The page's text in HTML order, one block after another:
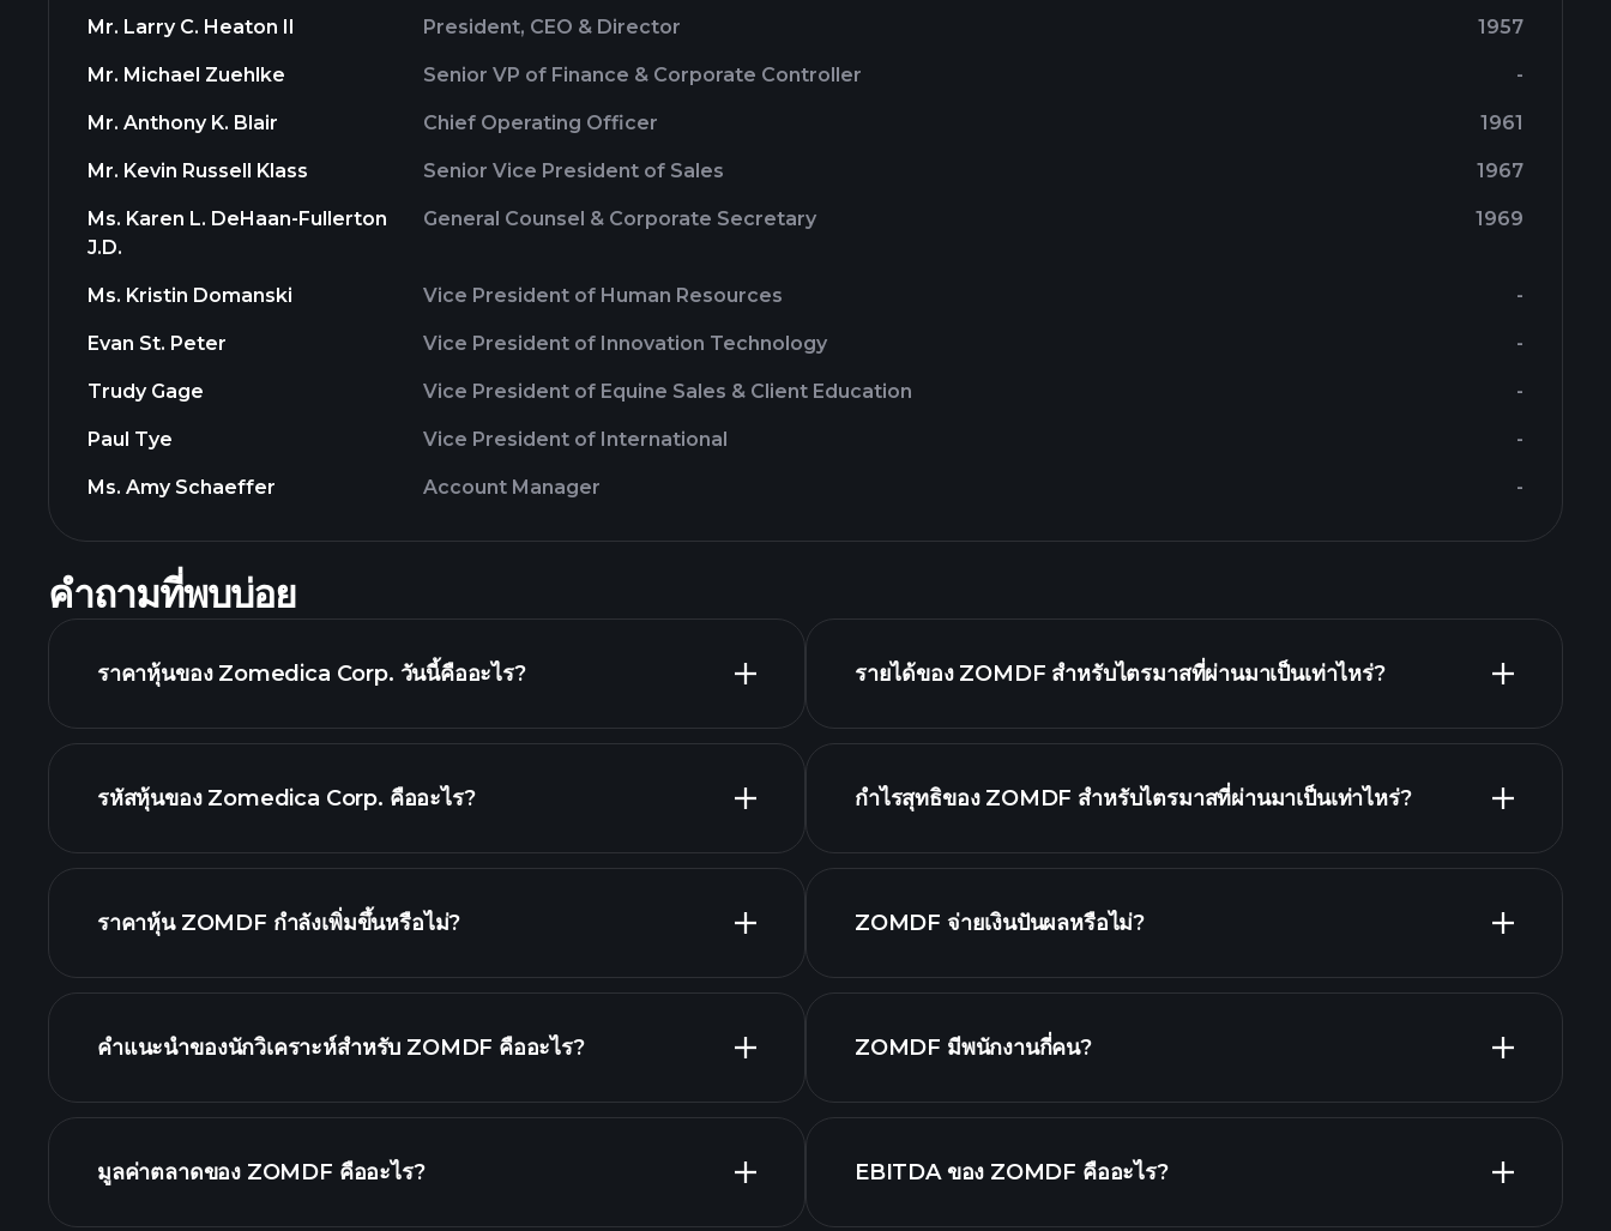
Mr. Larry C. Heaton II President, CEO & Director 1957
Mr. Michael Zuehlke Senior VP of Finance & Corporate Controller -
Mr. Anthony K. Blair Chief Operating Officer 1961
Mr. Kevin Russell Klass Senior Vice President of Sales 1967
Ms. Karen L. DeHaan-Fullerton
J.D.
General Counsel & Corporate Secretary 1969
Ms. Kristin Domanski Vice President of Human Resources -
Evan St. Peter Vice President of Innovation Technology -
Trudy Gage Vice President of Equine Sales & Client Education -
Paul Tye Vice President of International -
Ms. Amy Schaeffer Account Manager -
คำถามที่พบบ่อย
ราคาหุ้นของ Zomedica Corp. วันนี้คืออะไร?
รหัสหุ้นของ Zomedica Corp. คืออะไร?
ราคาหุ้น ZOMDF กำลังเพิ่มขึ้นหรือไม่?
คำแนะนำของนักวิเคราะห์สำหรับ ZOMDF คืออะไร?
มูลค่าตลาดของ ZOMDF คืออะไร?
รายได้ของ ZOMDF สำหรับไตรมาสที่ผ่านมาเป็นเท่าไหร่?
กำไรสุทธิของ ZOMDF สำหรับไตรมาสที่ผ่านมาเป็นเท่าไหร่?
ZOMDF จ่ายเงินปันผลหรือไม่?
หุ้นที่จ่ายเงินปันผลสูง
ZOMDF มีพนักงานกี่คน?
นายจ้างที่ใหญ่ที่สุด
EBITDA ของ ZOMDF คืออะไร?